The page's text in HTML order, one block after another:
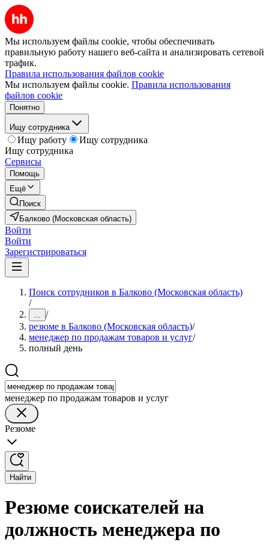
Мы используем файлы cookie, чтобы обеспечивать
правильную работу нашего веб-сайта и анализировать сетевой
трафик.
Правила использования файлов cookie
Мы используем файлы cookie. Правила использования
файлов cookie
Понятно
Ищу сотрудника
Ищу работу
Ищу сотрудника
Ищу сотрудника
Сервисы
Помощь
Ещё
Поиск
Балково (Московская область)
Войти
Войти
Зарегистрироваться
Поиск сотрудников в Балково (Московская область)
/
... /
резюме в Балково (Московская область)/
менеджер по продажам товаров и услуг/
полный день
менеджер по продажам товаров и услуг
Резюме
Найти
Резюме соискателей на
должность менеджера по